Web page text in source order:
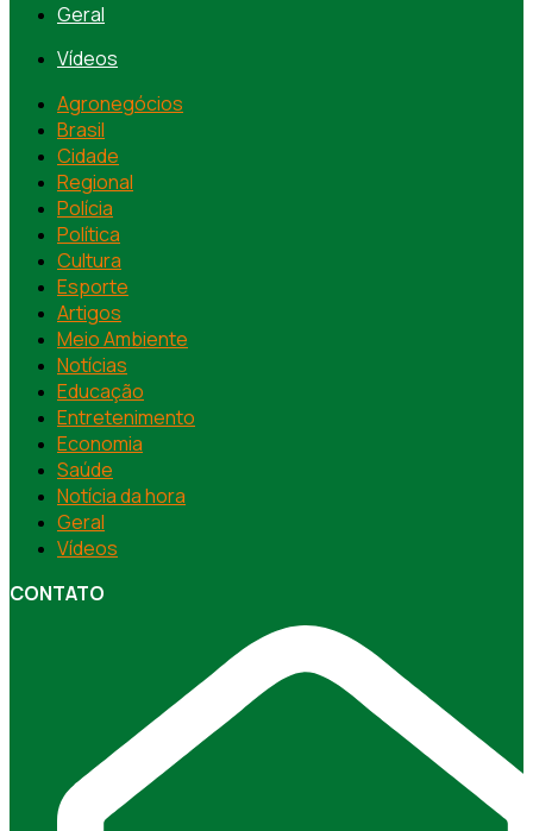
Geral
Vídeos
Agronegócios
Brasil
Cidade
Regional
Polícia
Política
Cultura
Esporte
Artigos
Meio Ambiente
Notícias
Educação
Entretenimento
Economia
Saúde
Notícia da hora
Geral
Vídeos
CONTATO